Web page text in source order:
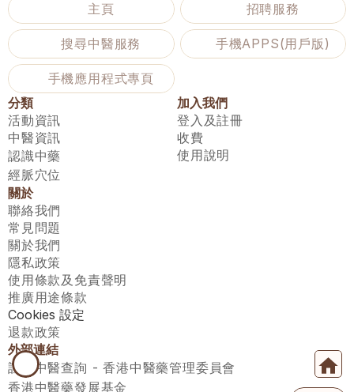
主頁
招聘服務
搜尋中醫服務 手機APPS(用戶版)
手機應用程式專頁
分類
活動資訊
中醫資訊
認識中藥
經脈穴位
加入我們
登入及註冊
收費
使用說明
關於
聯絡我們
常見問題
關於我們
隱私政策
使用條款及免責聲明
推廣用途條款
Cookies 設定
退款政策
外部連結
註冊中醫查詢 - 香港中醫藥管理委員會
香港中醫藥發展基金